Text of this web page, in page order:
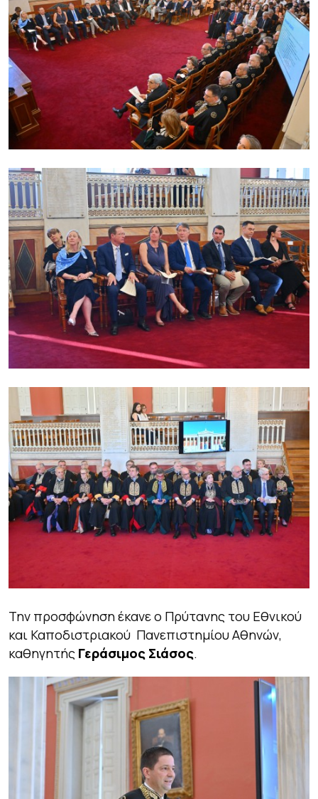
Την προσφώνηση έκανε ο Πρύτανης του Εθνικού
και Καποδιστριακού Πανεπιστημίου Αθηνών,
καθηγητής Γεράσιμος Σιάσος.